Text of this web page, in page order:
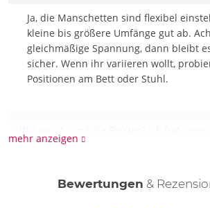
Ja, die Manschetten sind flexibel
kleine bis größere Umfänge gut ab.
gleichmäßige Spannung, dann bleibt
sicher. Wenn ihr variieren wollt,
Positionen am Bett oder Stuhl.
nix Kratziges.
Die Manschetten sind angenehm
weich an, damit du länger spielen
mehr anzeigen
Bewertungen &